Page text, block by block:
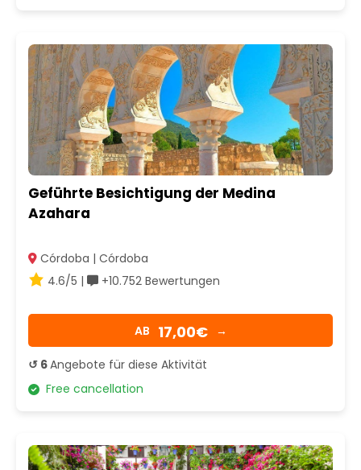
Geführte Besichtigung der Medina
Azahara
Córdoba | Córdoba
4.6/5 |
+10.752 Bewertungen
AB 17,00€ →
↺ 6Angebote für diese Aktivität
Free cancellation